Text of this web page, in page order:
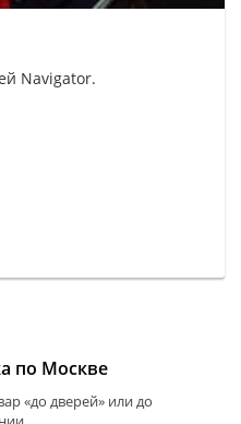
Navigator.
по Москве
«до дверей» или до